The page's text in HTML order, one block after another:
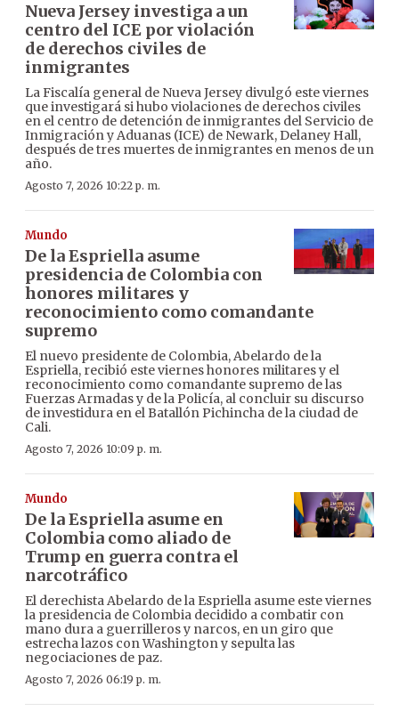
Nueva Jersey investiga a un
centro del ICE por violación
de derechos civiles de
inmigrantes
La Fiscalía general de Nueva Jersey divulgó este viernes
que investigará si hubo violaciones de derechos civiles
en el centro de detención de inmigrantes del Servicio de
Inmigración y Aduanas (ICE) de Newark, Delaney Hall,
después de tres muertes de inmigrantes en menos de un
año.
Agosto 7, 2026 10:22 p. m.
Mundo
De la Espriella asume
presidencia de Colombia con
honores militares y
reconocimiento como comandante
supremo
El nuevo presidente de Colombia, Abelardo de la
Espriella, recibió este viernes honores militares y el
reconocimiento como comandante supremo de las
Fuerzas Armadas y de la Policía, al concluir su discurso
de investidura en el Batallón Pichincha de la ciudad de
Cali.
Agosto 7, 2026 10:09 p. m.
Mundo
De la Espriella asume en
Colombia como aliado de
Trump en guerra contra el
narcotráfico
El derechista Abelardo de la Espriella asume este viernes
la presidencia de Colombia decidido a combatir con
mano dura a guerrilleros y narcos, en un giro que
estrecha lazos con Washington y sepulta las
negociaciones de paz.
Agosto 7, 2026 06:19 p. m.